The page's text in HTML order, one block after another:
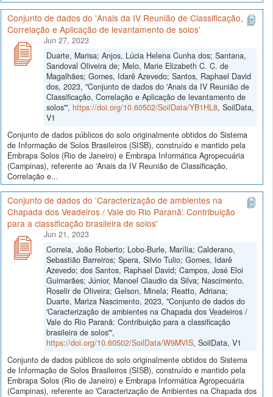
Conjunto de dados do 'Anais da IV Reunião de Classificação,
Correlação e Aplicação de levantamento de solos'
Jun 27, 2023
Duarte, Marisa; Anjos, Lúcia Helena Cunha dos; Santana,
Sandoval Oliveira de; Melo, Marie Elizabeth C. C. de
Magalhães; Gomes, Idarê Azevedo; Santos, Raphael David
dos, 2023, "Conjunto de dados do 'Anais da IV Reunião de
Classificação, Correlação e Aplicação de levantamento de
solos'", https://doi.org/10.60502/SoilData/YB1HL8, SoilData,
V1
Conjunto de dados públicos do solo originalmente obtidos do Sistema
de Informação de Solos Brasileiros (SISB), construído e mantido pela
Embrapa Solos (Rio de Janeiro) e Embrapa Informática Agropecuária
(Campinas), referente ao 'Anais da IV Reunião de Classificação,
Correlação e...
Conjunto de dados do 'Caracterização de ambientes na
Chapada dos Veadeiros / Vale do Rio Paranã: Contribuição
para a classificação brasileira de solos'
Jun 21, 2023
Correia, João Roberto; Lobo-Burle, Marília; Calderano,
Sebastião Barreiros; Spera, Silvio Tulio; Gomes, Idarê
Azevedo; dos Santos, Raphael David; Campos, José Eloi
Guimarães; Júnior, Manoel Claudio da Silva; Nascimento,
Roselir de Oliveira; Gelson, Minela; Reatto, Adriana;
Duarte, Mariza Nascimento, 2023, "Conjunto de dados do
'Caracterização de ambientes na Chapada dos Veadeiros /
Vale do Rio Paranã: Contribuição para a classificação
brasileira de solos'",
https://doi.org/10.60502/SoilData/W9MVIS, SoilData, V1
Conjunto de dados públicos do solo originalmente obtidos do Sistema
de Informação de Solos Brasileiros (SISB), construído e mantido pela
Embrapa Solos (Rio de Janeiro) e Embrapa Informática Agropecuária
(Campinas), referente ao 'Caracterização de Ambientes na Chapada dos